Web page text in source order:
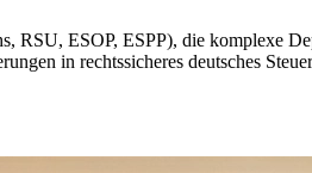
ESOP, ESPP), die komplexe
in rechtssicheres deutsches